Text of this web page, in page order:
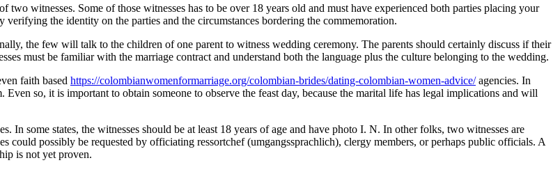
witnesses. Some of those witnesses has to be over 18 years old and must have experienced both parties placing your
the identity on the parties and the circumstances bordering the commemoration.
the few will talk to the children of one parent to witness wedding ceremony. The parents should certainly discuss if their
must be familiar with the marriage contract and understand both the language plus the culture belonging to the wedding.
faith based https://colombianwomenformarriage.org/colombian-brides/dating-colombian-women-advice/agencies. In
so, it is important to obtain someone to observe the feast day, because the marital life has legal implications and will
In some states, the witnesses should be at least 18 years of age and have photo I. N. In other folks, two witnesses are
could possibly be requested by officiating ressortchef (umgangssprachlich), clergy members, or perhaps public officials. A
is not yet proven.